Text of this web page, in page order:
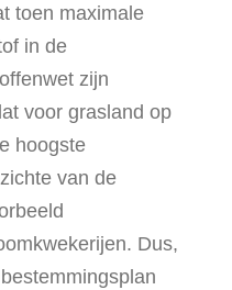
toen maximale
in de
zijn
voor grasland op
hoogste
van de
Dus,